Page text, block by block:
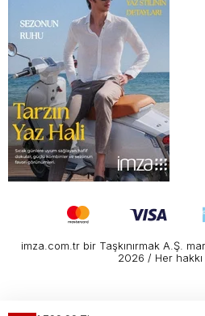
imza.com.tr bir Taşkınırmak A.Ş.
2026 / Her hakkı